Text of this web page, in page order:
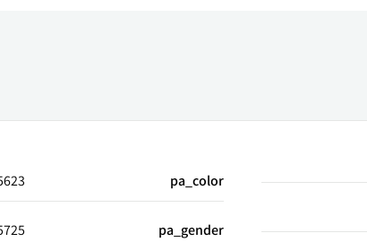
pa_color
pa_gender